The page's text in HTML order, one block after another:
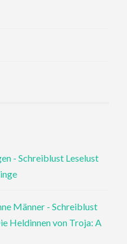
- Schreiblust Leselust
Männer - Schreiblust
Heldinnen von Troja: A